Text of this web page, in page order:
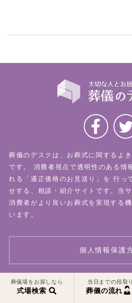
一覧はこちら
一覧はこちら
葬儀場をお探しなら
式場検索
当日までの段取り
葬儀の流れ
葬儀のデスクは、お葬式に関するよ
です。
消費者視点で透明性のある情
れる「適正価格のお見送り」を 行っ
せする、相談・紹介サイトです。当
消費者がより良いお葬式を実現する
います。
個人情報保護
© 2026 葬儀のデスク All